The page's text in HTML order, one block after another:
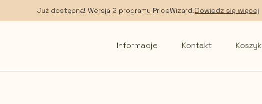
Już dostępna! Wersja 2 programu PriceWizard.Dowiedz się więcej
Informacje Kontakt Koszyk